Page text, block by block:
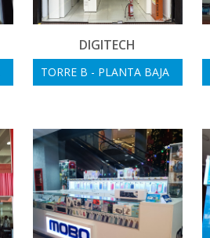
DIGITECH
TORRE B - PLANTA BAJA